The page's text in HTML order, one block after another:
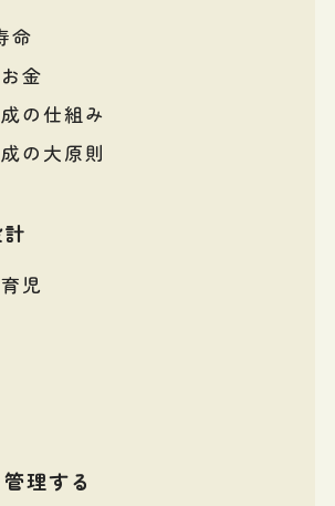
命
金
の仕組み
の大原則
児
理する